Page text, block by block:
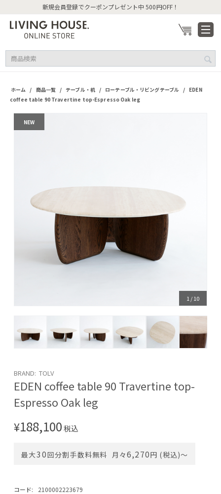
新規会員登録でクーポンプレゼント中 500円OFF！
ホーム / 商品一覧 / テーブル・机 / ローテーブル・リビングテーブル / EDEN
coffee table 90 Travertine top-Espresso Oak leg
NEW
1 /10
BRAND: TOLV
EDEN coffee table 90 Travertine top-
Espresso Oak leg
¥188,100税込
最大30回分割手数料無料 月々6,270円 (税込)〜
コード: 2100002223679